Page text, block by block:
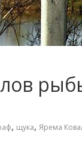
, щука, Ярема